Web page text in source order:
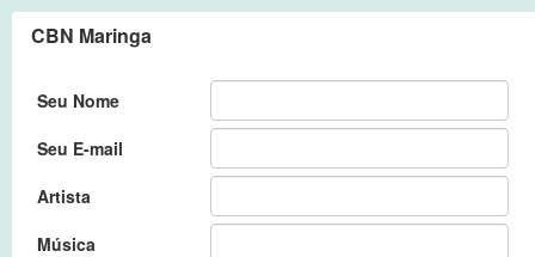
CBN Maringa
Seu Nome
Seu E-mail
Artista
Música